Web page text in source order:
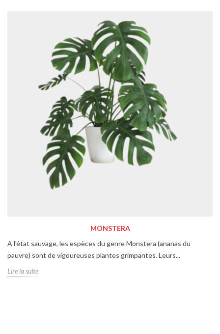
MONSTERA
A l'état sauvage, les espèces du genre Monstera (ananas du
pauvre) sont de vigoureuses plantes grimpantes. Leurs...
Lire la suite